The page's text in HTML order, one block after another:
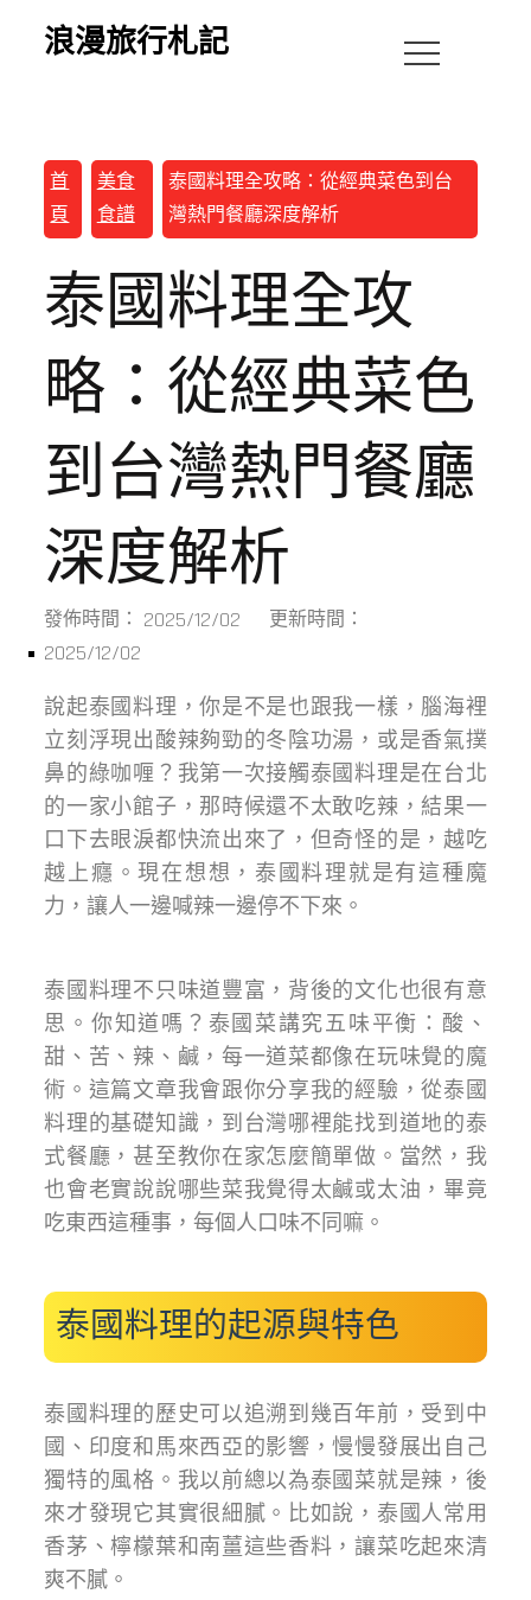
浪漫旅行札記
首
頁
美食
食譜
泰國料理全攻略：從經典菜色到台
灣熱門餐廳深度解析
泰國料理全攻
略：從經典菜色
到台灣熱門餐廳
深度解析
發佈時間： 2025/12/02 更新時間：
2025/12/02
說起泰國料理，你是不是也跟我一樣，腦海裡
立刻浮現出酸辣夠勁的冬陰功湯，或是香氣撲
鼻的綠咖喱？我第一次接觸泰國料理是在台北
的一家小館子，那時候還不太敢吃辣，結果一
口下去眼淚都快流出來了，但奇怪的是，越吃
越上癮。現在想想，泰國料理就是有這種魔
力，讓人一邊喊辣一邊停不下來。
泰國料理不只味道豐富，背後的文化也很有意
思。你知道嗎？泰國菜講究五味平衡：酸、
甜、苦、辣、鹹，每一道菜都像在玩味覺的魔
術。這篇文章我會跟你分享我的經驗，從泰國
料理的基礎知識，到台灣哪裡能找到道地的泰
式餐廳，甚至教你在家怎麼簡單做。當然，我
也會老實說說哪些菜我覺得太鹹或太油，畢竟
吃東西這種事，每個人口味不同嘛。
泰國料理的起源與特色
泰國料理的歷史可以追溯到幾百年前，受到中
國、印度和馬來西亞的影響，慢慢發展出自己
獨特的風格。我以前總以為泰國菜就是辣，後
來才發現它其實很細膩。比如說，泰國人常用
香茅、檸檬葉和南薑這些香料，讓菜吃起來清
爽不膩。